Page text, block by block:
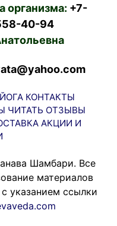
организма: +7-
40-94
ЙОГА КОНТАКТЫ
ЧИТАТЬ ОТЗЫВЫ
АКЦИИ И
Шамбари. Все
материалов
указанием ссылки